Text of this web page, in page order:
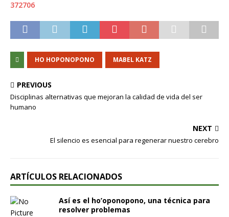
372706
HO HOPONOPONO MABEL KATZ
PREVIOUS
Disciplinas alternativas que mejoran la calidad de vida del ser
humano
NEXT
El silencio es esencial para regenerar nuestro cerebro
ARTÍCULOS RELACIONADOS
Así es el ho’oponopono, una técnica para
resolver problemas